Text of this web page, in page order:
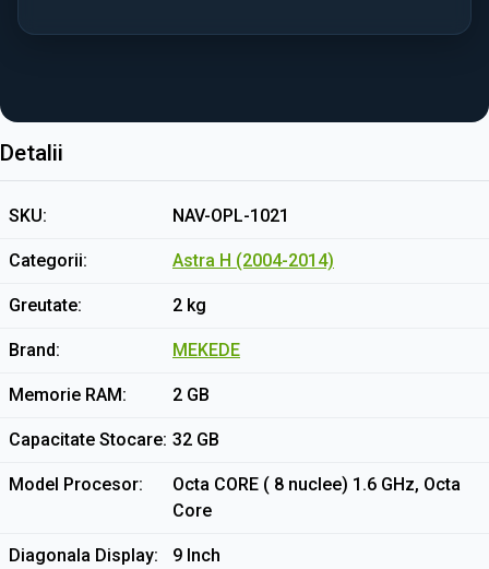
Detalii
SKU NAV-OPL-1021
Categorii Astra H (2004-2014)
Greutate 2 kg
Brand MEKEDE
Memorie RAM 2 GB
Capacitate Stocare 32 GB
Model Procesor
Octa CORE ( 8 nuclee) 1.6 GHz, Octa
Core
Diagonala Display 9 Inch